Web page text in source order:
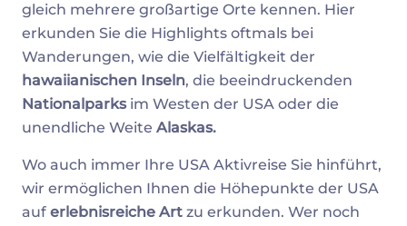
gleich mehrere großartige Orte kennen. Hier
erkunden Sie die Highlights oftmals bei
Wanderungen, wie die Vielfältigkeit der
hawaiianischen Inseln, die beeindruckenden
Nationalparksim Westen der USA oder die
unendliche Weite Alaskas.
Wo auch immer Ihre USA Aktivreise Sie hinführt,
wir ermöglichen Ihnen die Höhepunkte der USA
auf erlebnisreiche Art zu erkunden. Wer noch